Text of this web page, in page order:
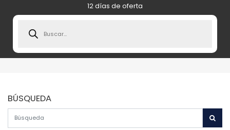
12 días de oferta
search
BÚSQUEDA